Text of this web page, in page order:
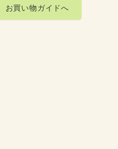
お買い物ガイドへ